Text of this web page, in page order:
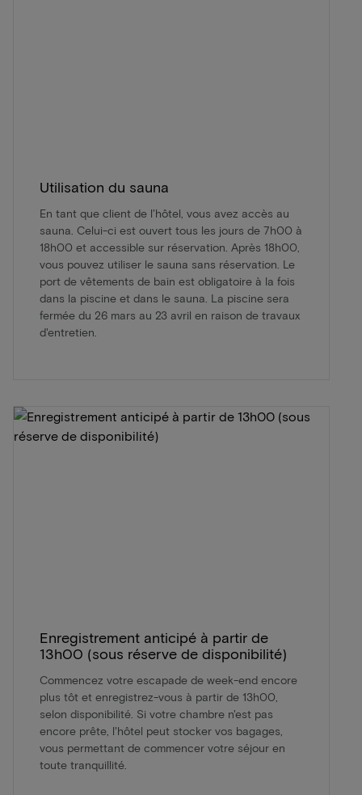
Utilisation du sauna
En tant que client de l'hôtel, vous avez accès au
sauna. Celui-ci est ouvert tous les jours de 7h00 à
18h00 et accessible sur réservation. Après 18h00,
vous pouvez utiliser le sauna sans réservation. Le
port de vêtements de bain est obligatoire à la fois
dans la piscine et dans le sauna. La piscine sera
fermée du 26 mars au 23 avril en raison de travaux
d'entretien.
Enregistrement anticipé à partir de
13h00 (sous réserve de disponibilité)
Commencez votre escapade de week-end encore
plus tôt et enregistrez-vous à partir de 13h00,
selon disponibilité. Si votre chambre n'est pas
encore prête, l'hôtel peut stocker vos bagages,
vous permettant de commencer votre séjour en
toute tranquillité.